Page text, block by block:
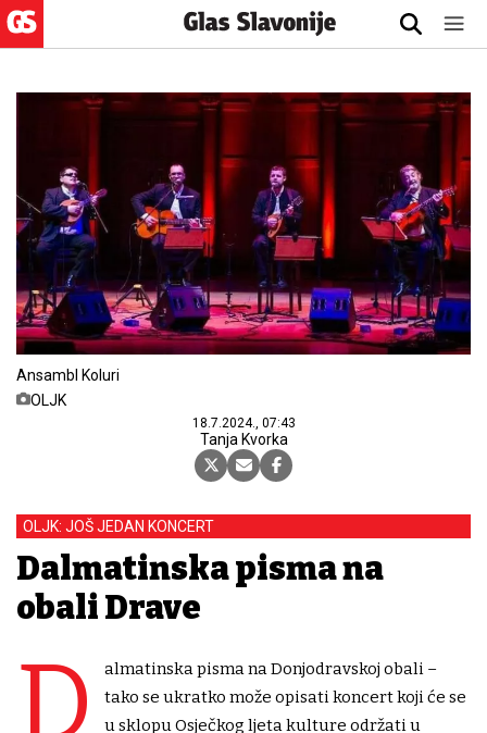
Ansambl Koluri
OLJK
18.7.2024., 07:43
Tanja Kvorka
OLJK: JOŠ JEDAN KONCERT
Dalmatinska pisma na
obali Drave
D
almatinska pisma na Donjodravskoj obali –
tako se ukratko može opisati koncert koji će se
u sklopu Osječkog ljeta kulture održati u